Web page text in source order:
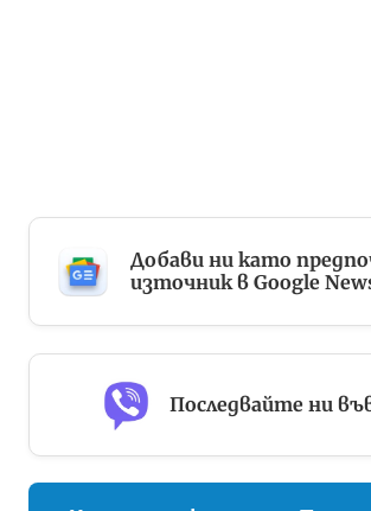
Добави ни като
източник в Google
Последвайте ни